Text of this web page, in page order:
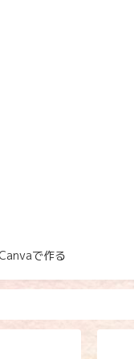
で作る